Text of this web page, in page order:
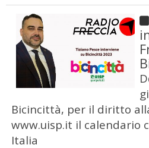
Bicincittà, per il diritto
www.uisp.it il calendario
Italia